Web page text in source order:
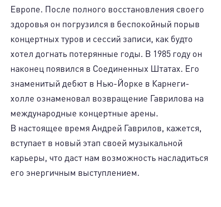
Европе. После полного восстановления своего
здоровья он погрузился в беспокойный порыв
концертных туров и сессий записи, как будто
хотел догнать потерянные годы. В 1985 году он
наконец появился в Соединенных Штатах. Его
знаменитый дебют в Нью-Йорке в Карнеги-
холле ознаменовал возвращение Гаврилова на
международные концертные арены.
В настоящее время Андрей Гаврилов, кажется,
вступает в новый этап своей музыкальной
карьеры, что даст нам возможность насладиться
его энергичным выступлением.